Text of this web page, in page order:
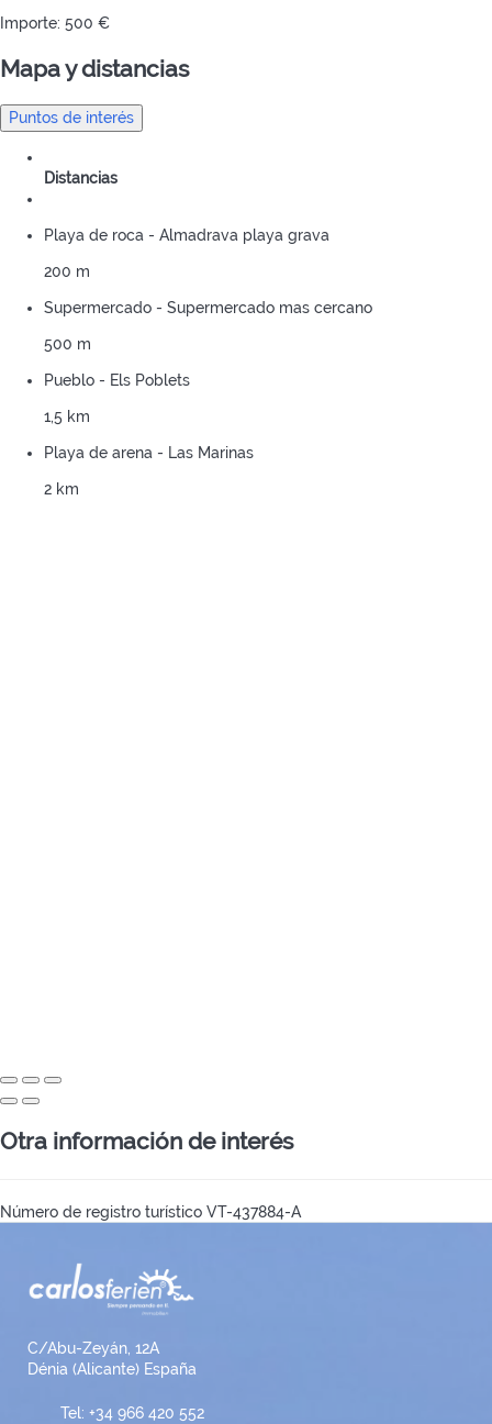
Importe: 500 €
Mapa y distancias
Puntos de interés
Distancias
Playa de roca - Almadrava playa grava
200 m
Supermercado - Supermercado mas cercano
500 m
Pueblo - Els Poblets
1,5 km
Playa de arena - Las Marinas
2 km
Otra información de interés
Número de registro turístico VT-437884-A
C/Abu-Zeyán, 12A
Dénia (Alicante) España
Tel: +34 966 420 552